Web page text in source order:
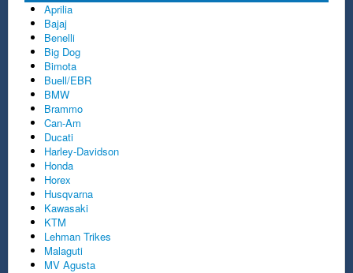
Aprilia
Bajaj
Benelli
Big Dog
Bimota
Buell/EBR
BMW
Brammo
Can-Am
Ducati
Harley-Davidson
Honda
Horex
Husqvarna
Kawasaki
KTM
Lehman Trikes
Malaguti
MV Agusta